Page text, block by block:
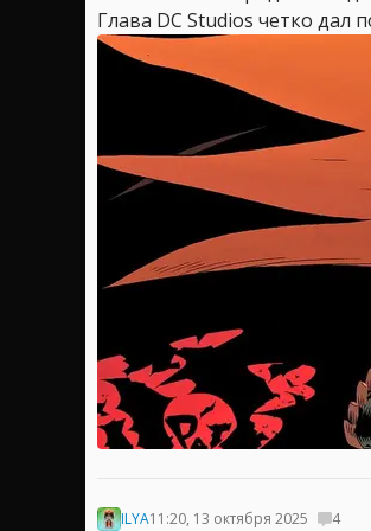
Глава DC Studios четко
ILYA11:20, 13 октября 2025 4